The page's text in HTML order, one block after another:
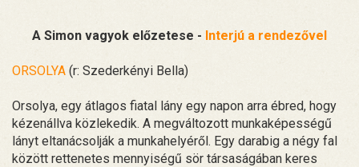
A Simon vagyok előzetese - Interjú a rendezővel
ORSOLYA (r: Szederkényi Bella)
Orsolya, egy átlagos fiatal lány egy napon arra ébred, hogy
kézenállva közlekedik. A megváltozott munkaképességű
lányt eltanácsolják a munkahelyéről. Egy darabig a négy fal
között rettenetes mennyiségű sör társaságában keres